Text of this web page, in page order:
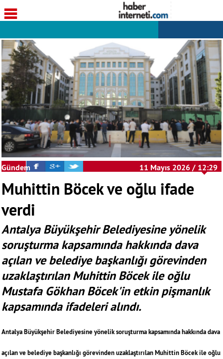
Gündem 11 Mayıs 2026 / 12:29
Muhittin Böcek ve oğlu ifade
verdi
Antalya Büyükşehir Belediyesine yönelik
soruşturma kapsamında hakkında dava
açılan ve belediye başkanlığı görevinden
uzaklaştırılan Muhittin Böcek ile oğlu
Mustafa Gökhan Böcek'in etkin pişmanlık
kapsamında ifadeleri alındı.
Antalya Büyükşehir Belediyesine yönelik soruşturma kapsamında hakkında dava
açılan ve belediye başkanlığı görevinden uzaklaştırılan Muhittin Böcek ile oğlu